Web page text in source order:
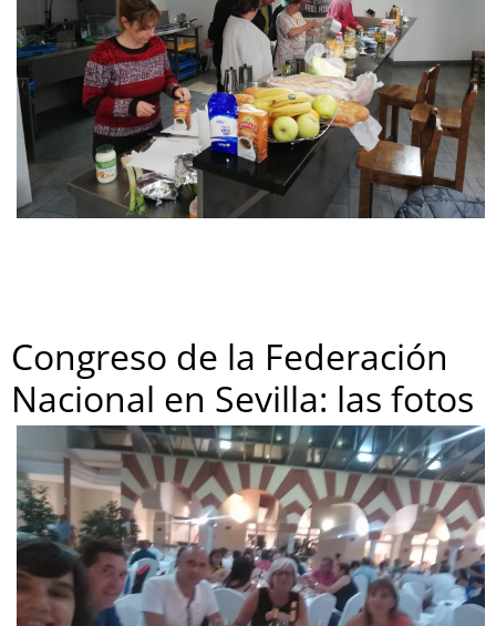
Congreso de la Federación
Nacional en Sevilla: las fotos